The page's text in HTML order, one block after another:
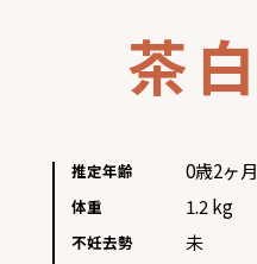
茶
推定年齢
体重
不妊去勢
0歳2ヶ月
1.2 kg
未